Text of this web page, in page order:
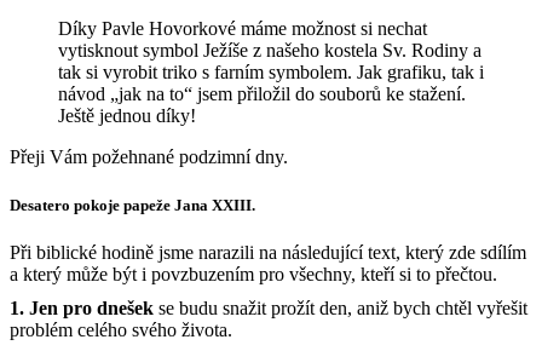
Díky Pavle Hovorkové máme možnost si nechat
vytisknout symbol Ježíše z našeho kostela Sv. Rodiny a
tak si vyrobit triko s farním symbolem. Jak grafiku, tak i
návod „jak na to“ jsem přiložil do souborů ke stažení.
Ještě jednou díky!
Přeji Vám požehnané podzimní dny.
Desatero pokoje papeže Jana XXIII.
Při biblické hodině jsme narazili na následující text, který zde sdílím
a který může být i povzbuzením pro všechny, kteří si to přečtou.
1. Jen pro dnešek se budu snažit prožít den, aniž bych chtěl vyřešit
problém celého svého života.